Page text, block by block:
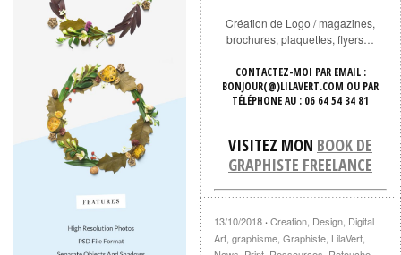
Création de Logo / magazines,
brochures, plaquettes, flyers…
CONTACTEZ-MOI PAR EMAIL:
BONJOUR(@)LILAVERT.COM OU PAR
TÉLÉPHONE AU : 06 64 54 34 81
VISITEZ MON BOOK DE
GRAPHISTE FREELANCE
13/10/2018 · Creation, Design, Digital
Art, graphisme, Graphiste, LilaVert,